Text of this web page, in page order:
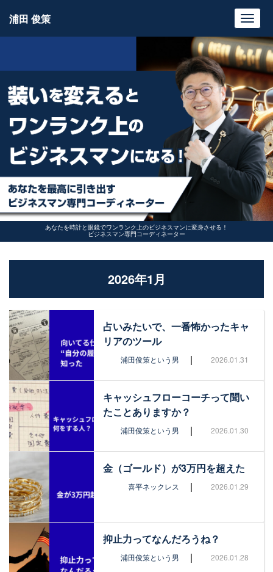
あなたを時計と眼鏡でワンランク上のビジネスマンに変身させる！
ビジネスマン専門コーディネーター
浦田 俊策
2026年1月
占いみたいで、一番怖かったキャ
リアのツール
浦田俊策という男 | 2026.01.31
キャッシュフローコーチって聞い
たことありますか？
浦田俊策という男 | 2026.01.30
金（ゴールド）が3万円を超えた
喜平ネックレス | 2026.01.29
抑止力ってなんだろうね？
浦田俊策という男 | 2026.01.28